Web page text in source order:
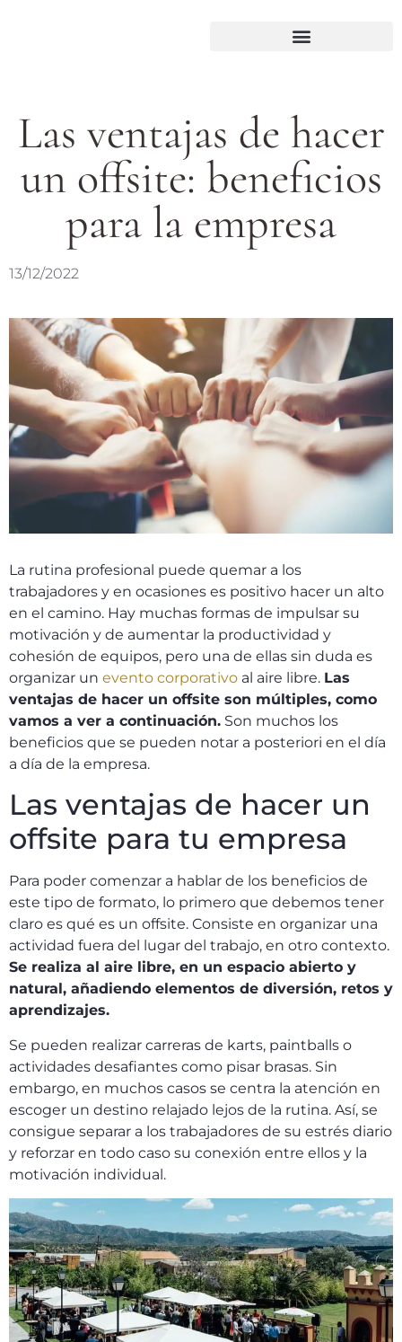
Las ventajas de hacer
un offsite: beneficios
para la empresa
13/12/2022
La rutina profesional puede quemar a los
trabajadores y en ocasiones es positivo hacer un alto
en el camino. Hay muchas formas de impulsar su
motivación y de aumentar la productividad y
cohesión de equipos, pero una de ellas sin duda es
organizar un evento corporativo al aire libre. Las
ventajas de hacer un offsite son múltiples, como
vamos a ver a continuación. Son muchos los
beneficios que se pueden notar a posteriori en el día
a día de la empresa.
Las ventajas de hacer un
offsite para tu empresa
Para poder comenzar a hablar de los beneficios de
este tipo de formato, lo primero que debemos tener
claro es qué es un offsite. Consiste en organizar una
actividad fuera del lugar del trabajo, en otro contexto.
Se realiza al aire libre, en un espacio abierto y
natural, añadiendo elementos de diversión, retos y
aprendizajes.
Se pueden realizar carreras de karts, paintballs o
actividades desafiantes como pisar brasas. Sin
embargo, en muchos casos se centra la atención en
escoger un destino relajado lejos de la rutina. Así, se
consigue separar a los trabajadores de su estrés diario
y reforzar en todo caso su conexión entre ellos y la
motivación individual.